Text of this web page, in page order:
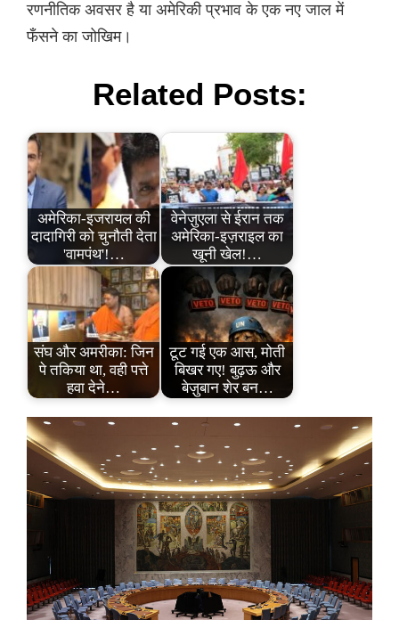
रणनीतिक अवसर है या अमेरिकी प्रभाव के एक नए जाल में
फँसने का जोखिम।
Related Posts:
अमेरिका-इजरायल की
दादागिरी को चुनौती देता
'वामपंथ'!…
वेनेज़ुएला से ईरान तक
अमेरिका-इज़राइल का
खूनी खेल!…
संघ और अमरीका: जिन
पे तकिया था, वही पत्ते
हवा देने…
टूट गई एक आस, मोती
बिखर गए! बुढ़ऊ और
बेज़ुबान शेर बन…